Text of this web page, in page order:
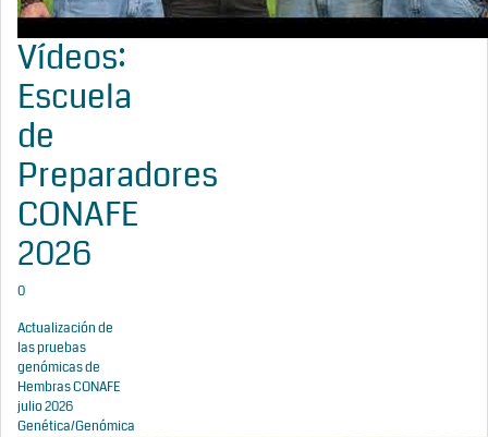
Vídeos:
Escuela
de
Preparadores
CONAFE
2026
0
Actualización de
las pruebas
genómicas de
Hembras CONAFE
julio 2026
Genética/Genómica